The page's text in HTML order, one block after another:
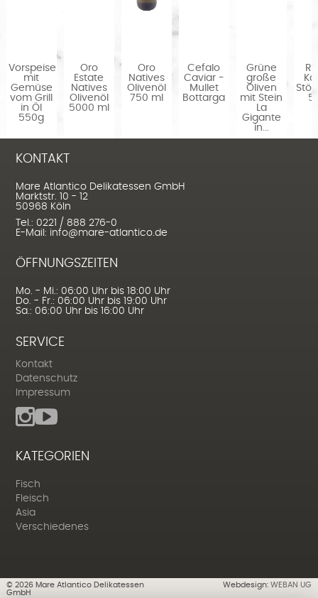
Vorspeise
mit
Gemüse
vom Grill
in Öl
550g
Oro
Estate
Natives
Olivenöl
5000 ml
Oro
Natives
Olivenöl
750 ml
Cefalo
Caviar -
Mullet
Bottarga
Grüne
große
Oliven
mit Stein
La
Gigante
in...
KONTAKT
Mare Atlantico Delikatessen GmbH
Marktstr. 10 - 12
50968 Köln
Tel.: 0221 / 888 276-0
E-Mail: info@mare-atlantico.de
ÖFFNUNGSZEITEN
Mo. - Mi.: 06:00 Uhr bis 18:00 Uhr
Do. - Fr.: 06:00 Uhr bis 19:00 Uhr
Sa.: 06:00 Uhr bis 16:00 Uhr
SERVICE
Kontakt
Datenschutz
Impressum
KATEGORIEN
Fisch
Fleisch
Asia
Verschiedenes
© 2026Mare Atlantico Delikatessen
GmbH
Webdesign:WEBAN UG